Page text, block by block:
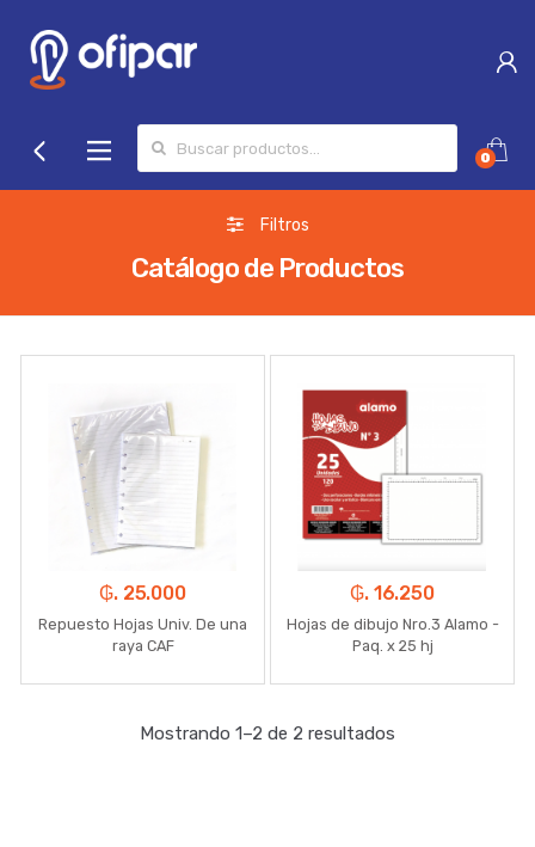
Search for:
0
Filtros
Catálogo de Productos
₲. 25.000
Repuesto Hojas Univ. De una
raya CAF
₲. 16.250
Hojas de dibujo Nro.3 Alamo -
Paq. x 25 hj
Mostrando 1–2 de 2 resultados